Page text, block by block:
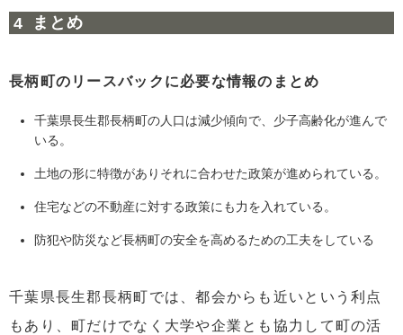
まとめ
長柄町のリースバックに必要な情報のまとめ
千葉県長生郡長柄町の人口は減少傾向で、少子高齢化が進んで
いる。
土地の形に特徴がありそれに合わせた政策が進められている。
住宅などの不動産に対する政策にも力を入れている。
防犯や防災など長柄町の安全を高めるための工夫をしている
千葉県長生郡長柄町では、都会からも近いという利点
もあり、町だけでなく大学や企業とも協力して町の活